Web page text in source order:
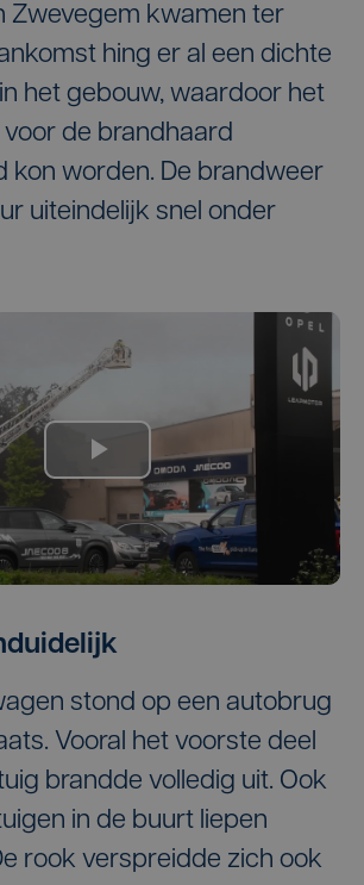
Zwevegem kwamen ter
hing er al een dichte
het gebouw, waardoor het
de brandhaard
kon worden. De brandweer
uiteindelijk snel onder
stond op een autobrug
Vooral het voorste deel
brandde volledig uit. Ook
in de buurt liepen
rook verspreidde zich ook